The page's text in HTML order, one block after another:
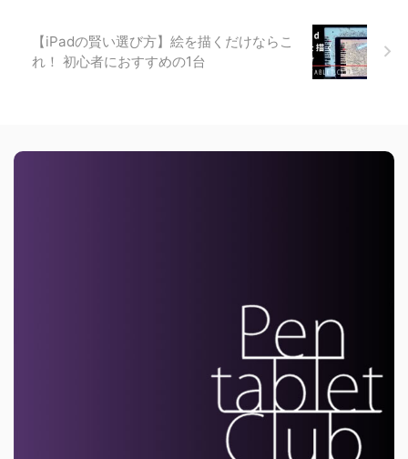
【iPadの賢い選び方】絵を描くだけならこ
れ！ 初心者におすすめの1台